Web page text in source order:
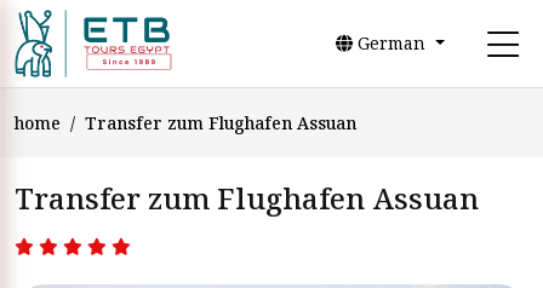
German
home Transfer zum Flughafen Assuan
Transfer zum Flughafen Assuan